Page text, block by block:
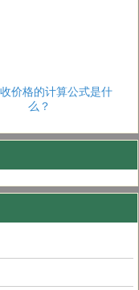
价格的计算公式是什
么？